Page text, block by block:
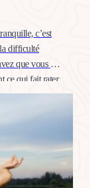
c’est
difficulté
que vous «
ce qui fait rater.